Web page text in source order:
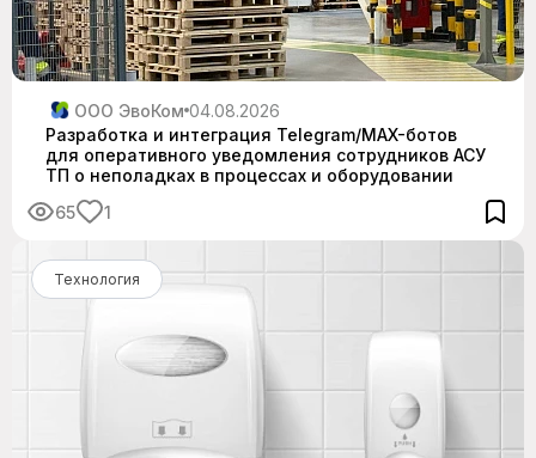
ООО ЭвоКом 04.08.2026
Разработка и интеграция Telegram/MAX-ботов
для оперативного уведомления сотрудников АСУ
ТП о неполадках в процессах и оборудовании
65
1
Технология